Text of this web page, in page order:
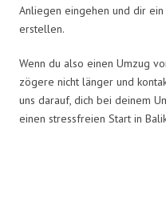
Anliegen eingehen und dir
erstellen.
Wenn du also einen Umzug
zögere nicht länger und
uns darauf, dich bei deinem
einen stressfreien Start in